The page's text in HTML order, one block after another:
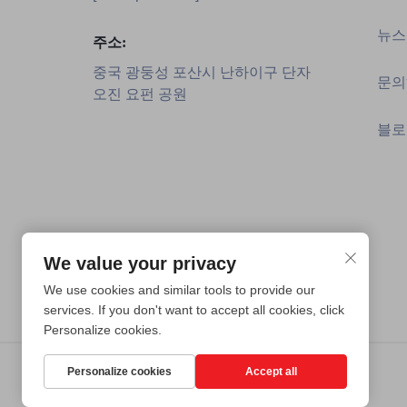
주소:
중국 광둥성 포산시 난하이구 단자
오진 요펀 공원
뉴스
문
블
We value your privacy
We use cookies and similar tools to provide our
services. If you don't want to accept all cookies, click
Personalize cookies.
Personalize cookies Accept all